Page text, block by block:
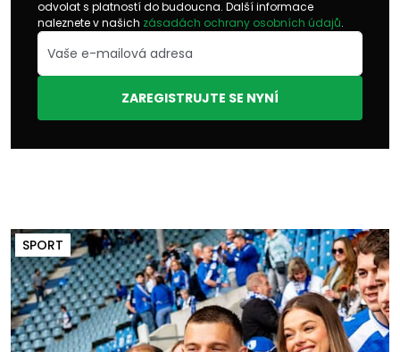
odvolat s platností do budoucna. Další informace
naleznete v našich zásadách ochrany osobních údajů.
ZAREGISTRUJTE SE NYNÍ
SPORT